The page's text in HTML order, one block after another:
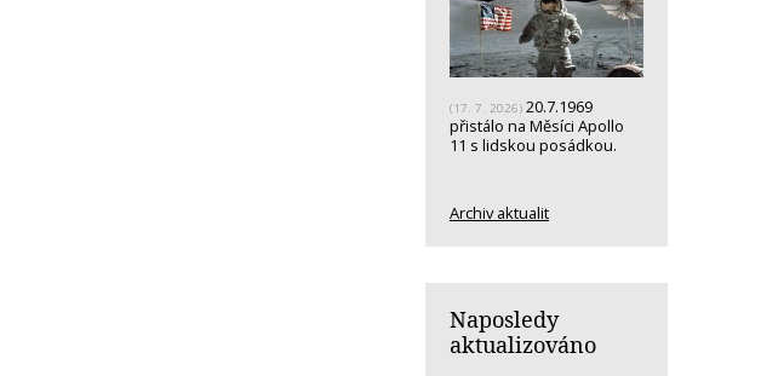
(17. 7. 2026) 20.7.1969
přistálo na Měsíci Apollo
11 s lidskou posádkou.
Archiv aktualit
Naposledy
aktualizováno